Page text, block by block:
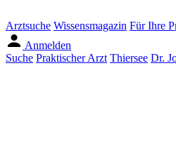
Arztsuche Wissensmagazin Für Ihre
Anmelden
Suche Praktischer Arzt Thiersee Dr.